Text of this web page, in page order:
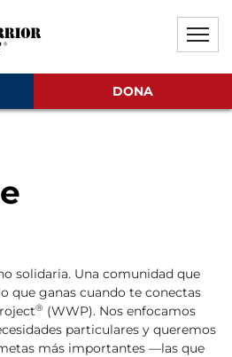
DONA
solidaria. Una comunidad que
que ganas cuando te conectas
® (WWP). Nos enfocamos
particulares y queremos
más importantes —las que